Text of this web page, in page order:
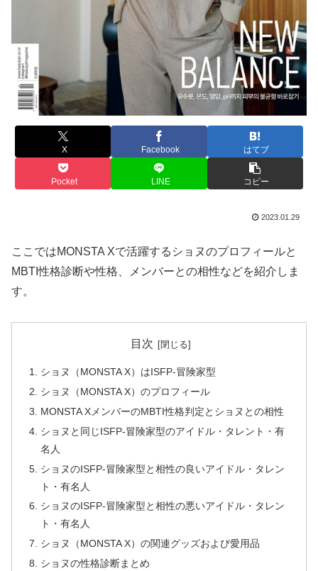
X Facebook はてブ
Pocket LINE コピー
2023.01.29
ここではMONSTA Xで活躍するショヌのプロフィールと
MBTI性格診断や性格、メンバーとの相性などを紹介しま
す。
目次
ショヌ（MONSTA X）はISFP-冒険家型
ショヌ（MONSTA X）のプロフィール
MONSTA XメンバーのMBTI性格判定とショヌとの相性
ショヌと同じISFP-冒険家型のアイドル・タレント・有
名人
ショヌのISFP-冒険家型と相性の良いアイドル・タレン
ト・有名人
ショヌのISFP-冒険家型と相性の悪いアイドル・タレン
ト・有名人
ショヌ（MONSTA X）の関連グッズおよび愛用品
ショヌの性格診断まとめ